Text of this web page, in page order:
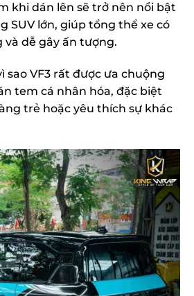
khi dán lên sẽ trở nên nổi bật
SUV lớn, giúp tổng thể xe có
dễ gây ấn tượng.
sao VF3 rất được ưa chuộng
tem cá nhân hóa, đặc biệt
trẻ hoặc yêu thích sự khác